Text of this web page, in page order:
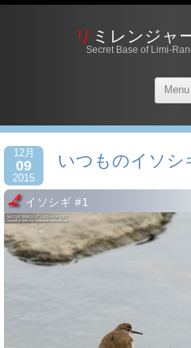
リミレンジ
Secret Base of Limi-
Menu
12月
09
2015
いつものイソシ
イソシギ #1